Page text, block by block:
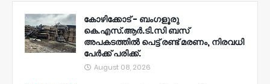
കോഴിക്കോട് - ബംഗളൂരു
കെ.എസ്.ആർ.ടി.സി ബസ്
അപകടത്തിൽ പെട്ട് രണ്ട് മരണം, നിരവധി
പേർക്ക് പരിക്ക്.
August 08, 2026